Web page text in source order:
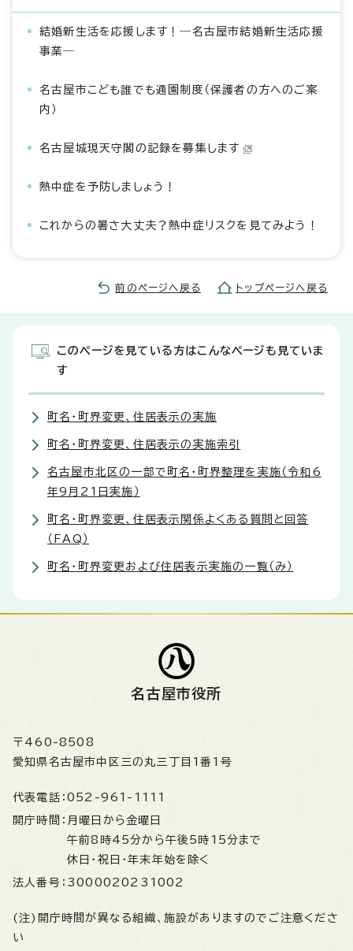
結婚新生活を応援します！―名古屋市結婚新生活応援
事業―
名古屋市こども誰でも通園制度（保護者の方へのご案
内）
名古屋城現天守閣の記録を募集します
熱中症を予防しましょう！
これからの暑さ大丈夫？熱中症リスクを見てみよう！
前のページへ戻る トップページへ戻る
このページを見ている方はこんなページも見ていま
す
町名・町界変更、住居表示の実施
町名・町界変更、住居表示の実施索引
名古屋市北区の一部で町名・町界整理を実施（令和6
年9月21日実施）
町名・町界変更、住居表示関係よくある質問と回答
（FAQ）
町名・町界変更および住居表示実施の一覧（み）
名古屋市役所
〒460-8508
愛知県名古屋市中区三の丸三丁目1番1号
代表電話： 052-961-1111
開庁時間： 月曜日から金曜日
午前8時45分から午後5時15分まで
休日・祝日・年末年始を除く
法人番号： 3000020231002
(注)開庁時間が異なる組織、施設がありますのでご注意くださ
い